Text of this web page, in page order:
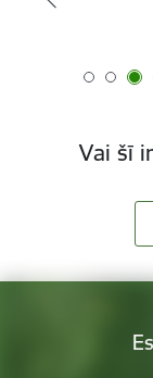
Vai šī